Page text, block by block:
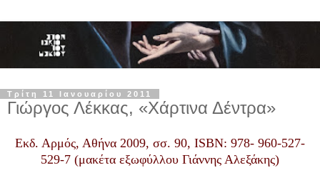
Τρίτη 11 Ιανουαρίου 2011
Γιώργος Λέκκας, «Χάρτινα Δέντρα»
Εκδ. Αρμός, Αθήνα 2009, σσ. 90, ISBN: 978- 960-527-
529-7 (μακέτα εξωφύλλου Γιάννης Αλεξάκης)